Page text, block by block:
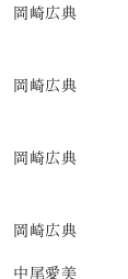
岡崎広典
岡崎広典
岡崎広典
岡崎広典
中尾愛美